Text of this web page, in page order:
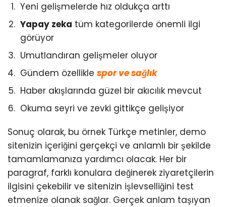
Yeni gelişmelerde hız oldukça arttı
Yapay zeka tüm kategorilerde önemli ilgi
görüyor
Umutlandıran gelişmeler oluyor
Gündem özellikle spor ve sağlık
Haber akışlarında güzel bir akıcılık mevcut
Okuma seyri ve zevki gittikçe gelişiyor
Sonuç olarak, bu örnek Türkçe metinler, demo
sitenizin içeriğini gerçekçi ve anlamlı bir şekilde
tamamlamanıza yardımcı olacak. Her bir
paragraf, farklı konulara değinerek ziyaretçilerin
ilgisini çekebilir ve sitenizin işlevselliğini test
etmenize olanak sağlar. Gerçek anlam taşıyan